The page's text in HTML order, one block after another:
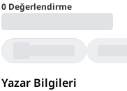
0 Değerlendirme
Yazar Bilgileri